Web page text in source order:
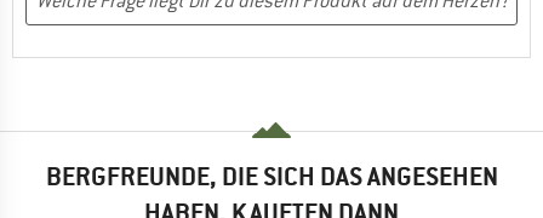
BERGFREUNDE, DIE SICH DAS ANGESEHEN